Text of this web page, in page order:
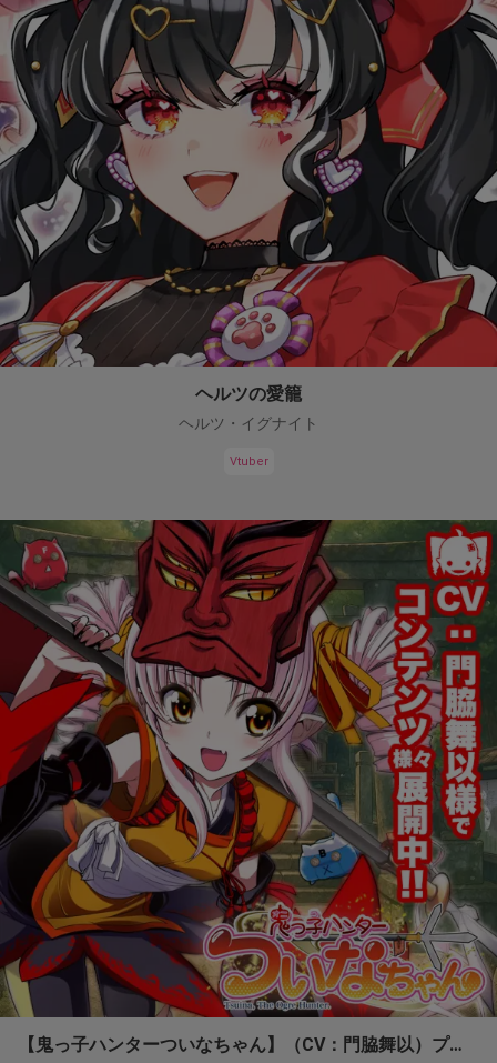
ヘルツの愛籠
ヘルツ・イグナイト
Vtuber
【鬼っ子ハンターついなちゃん】（CV：門脇舞以）プロジェクト！